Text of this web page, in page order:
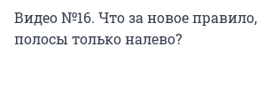
Видео №16. Что за новое
полосы только налево?